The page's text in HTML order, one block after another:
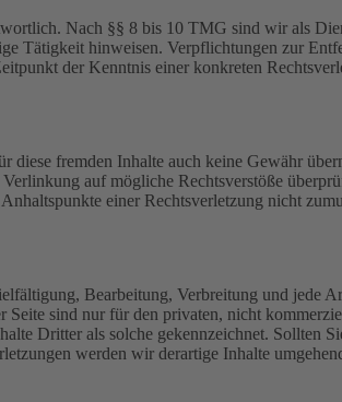
Nach §§ 8 bis 10 TMG sind wir als
Tätigkeit hinweisen. Verpflichtungen zur
der Kenntnis einer konkreten
fremden Inhalte auch keine Gewähr
auf mögliche Rechtsverstöße
einer Rechtsverletzung nicht
Bearbeitung, Verbreitung und jede
sind nur für den privaten, nicht
Dritter als solche gekennzeichnet. Sollten
werden wir derartige Inhalte